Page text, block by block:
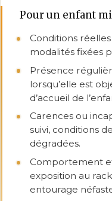
Pour un enfant
Conditions
modalités fixées
Présence
lorsqu’elle est
d’accueil de
Carences ou
suivi, conditions
dégradées.
Comportement
exposition au
entourage